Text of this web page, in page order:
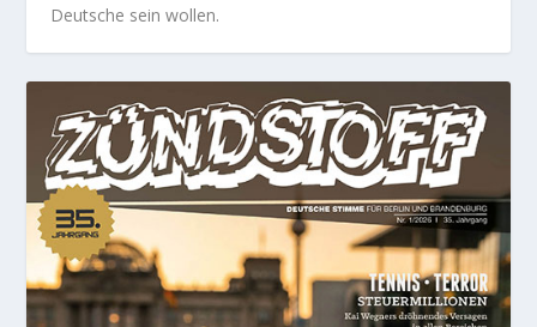
Deutsche sein wollen.